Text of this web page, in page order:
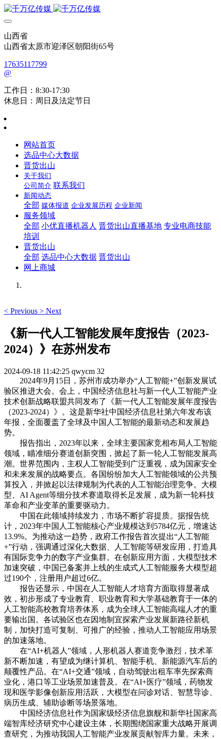
山西省
山西省太原市迎泽区朝阳街65号
17635117799
@
工作日：8:30-17:30
休息日：周日及法定节日
网站首页
选品中心大数据
晋货出山
关于我们
公司简介 联系我们
新闻动态
全部 媒体报道 企业发展历程 企业新闻
服务领域
全部 小优直播机器人 晋货出山直播基地 专业电商技能
培训
晋货出山
全部 选品中心大数据 晋货出山
网上商城
< Previous > Next
《新一代人工智能发展年度报告（2023-
2024）》在苏州发布
2024-09-18 11:42:25 qwycm 32
2024年9月15日，苏州市成功举办“人工智能+”创新发展试
验区推进大会。会上，中国经济信息社与新一代人工智能产业
技术创新战略联盟共同发布了《新一代人工智能发展年度报告
（2023-2024）》。这是新华社中国经济信息社第六年发布该
年报，全面覆盖了全球及中国人工智能的最新动态和发展趋
势。
报告指出，2023年以来，全球主要国家竞相布局人工智能
领域，瞄准细分赛道创新突围，掀起了新一轮人工智能发展高
潮。世界范围内，主权人工智能受到广泛重视，成为国家安全
和未来发展的战略要点。各国纷纷加大人工智能领域的公共预
算投入，并掀起以法律规制为代表的人工智能治理竞争。大模
型、AI Agent等细分技术赛道取得长足发展，成为新一轮科技
革命和产业变革的重要驱动力。
中国在此领域持续发力，市场不断扩容提质。据报告统
计，2023年中国人工智能核心产业规模达到5784亿元，增速达
13.9%。为推动这一趋势，政府工作报告首次提出“人工智能
+”行动，强调通过深化大数据、人工智能等研发应用，打造具
有国际竞争力的数字产业集群。在创新应用方面，大模型技术
加速突破，中国已备案并上线的生成式人工智能服务大模型超
过190个，注册用户超过6亿。
报告还显示，中国在人工智能人才培育方面取得显著成
效，初步形成了专业教育、职业教育和大学基础教育于一体的
人工智能高校教育培养体系，成为全球人工智能高端人才的重
要输出国。各试验区也在因地制宜探索产业发展新路径新机
制，加快打造可复制、可推广的经验，推动人工智能应用场景
的加速落地。
在“AI+机器人”领域，人形机器人赛道竞争激烈，技术革
新不断加速，有望成为继计算机、智能手机、新能源汽车后的
颠覆性产品。在“AI+交通”领域，自动驾驶出租车率先探索商
业化，港口等工业场景加速普及。在“AI+医疗”领域，药物发
现和医学影像创新应用活跃，大模型在问诊对话、智慧导诊、
病历生成、辅助诊断等场景落地。
中国经济信息社作为国家级经济信息旗舰和新华社国家高
端智库经济研究中心建设主体，长期围绕国家重大战略开展调
查研究，为推动我国人工智能产业发展贡献智库力量。未来，